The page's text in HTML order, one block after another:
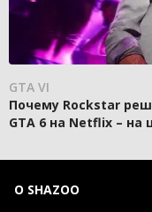
GTA VI
Почему Rockstar
GTA 6 на Netflix – на
О SHAZOO